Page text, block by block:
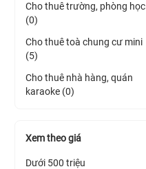
Cho thuê trường, phòng học
(0)
Cho thuê toà chung cư mini
(5)
Cho thuê nhà hàng, quán
karaoke (0)
Xem theo giá
Dưới 500 triệu